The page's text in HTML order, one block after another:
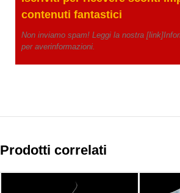
contenuti fantastici
Non inviamo spam! Leggi la nostra
per averinformazioni.
Prodotti correlati